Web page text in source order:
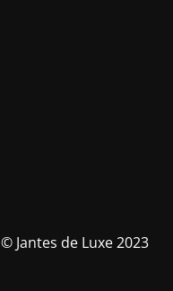
© Jantes de Luxe 2023